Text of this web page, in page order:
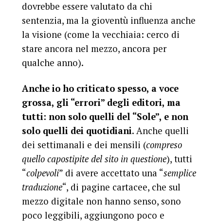
dovrebbe essere valutato da chi
sentenzia, ma la gioventù influenza anche
la visione (come la vecchiaia: cerco di
stare ancora nel mezzo, ancora per
qualche anno).
Anche io ho criticato spesso, a voce
grossa, gli “errori” degli editori, ma
tutti: non solo quelli del “Sole”, e non
solo quelli dei quotidiani. Anche quelli
dei settimanali e dei mensili (compreso
quello capostipite del sito in questione), tutti
“colpevoli” di avere accettato una “semplice
traduzione“, di pagine cartacee, che sul
mezzo digitale non hanno senso, sono
poco leggibili, aggiungono poco e